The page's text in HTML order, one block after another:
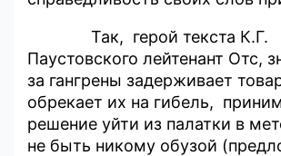
Так, герой текста К.Г.
Паустовского лейтенант Отс,
за гангрены задерживает
обрекает их на гибель,
решение уйти из палатки в
не быть никому обузой